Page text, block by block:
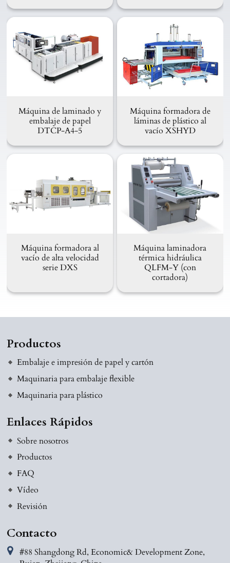
Máquina de laminado y
embalaje de papel
DTCP-A4-5
Máquina formadora de
láminas de plástico al
vacío XSHYD
Máquina formadora al
vacío de alta velocidad
serie DXS
Máquina laminadora
térmica hidráulica
QLFM-Y (con
cortadora)
Productos
Embalaje e impresión de papel y cartón
Maquinaria para embalaje flexible
Maquinaria para plástico
Enlaces Rápidos
Sobre nosotros
Productos
FAQ
Vídeo
Revisión
Contacto
#88 Shangdong Rd, Economic& Development Zone,